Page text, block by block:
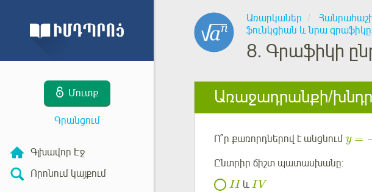
Մուտք
Գրանցում
Գլխավոր Էջ
Որոնում կայքում
Առարկաներ
ֆունկցիան և նրա գրաֆիկը
8. Գրաֆիկի
Առաջադրանքի/
Ո՞ր քառորդներով է անցնում y =
Ընտրիր ճիշտ պատասխանը:
II ևI V